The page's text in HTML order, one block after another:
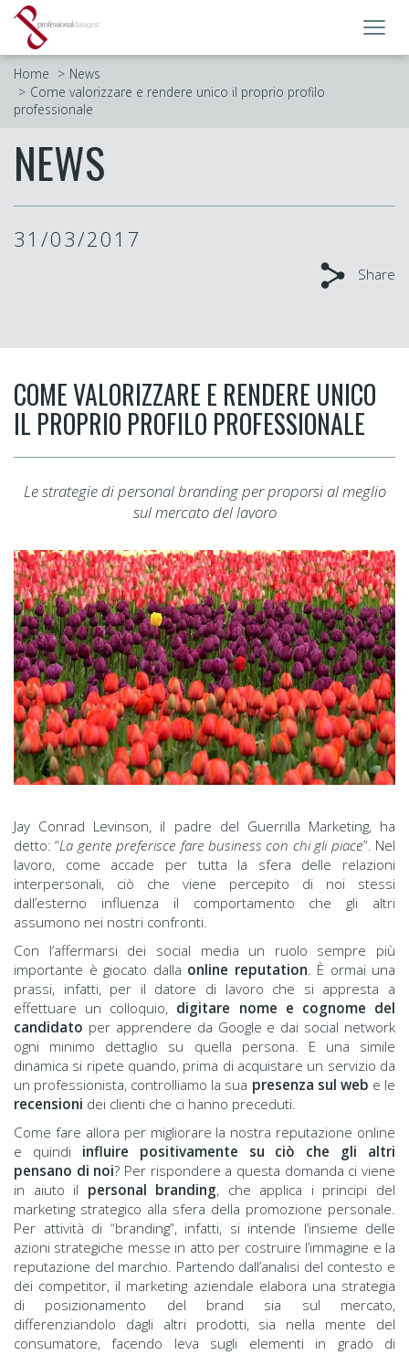
Home
News
Come valorizzare e rendere unico il proprio profilo
professionale
NEWS
31/03/2017
Share
COME VALORIZZARE E RENDERE UNICO
IL PROPRIO PROFILO PROFESSIONALE
Le strategie di personal branding per proporsi al meglio
sul mercato del lavoro
Jay Conrad Levinson, il padre del Guerrilla Marketing, ha
detto: “La gente preferisce fare business con chi gli piace”. Nel
lavoro, come accade per tutta la sfera delle relazioni
interpersonali, ciò che viene percepito di noi stessi
dall’esterno influenza il comportamento che gli altri
assumono nei nostri confronti.
Con l’affermarsi dei social media un ruolo sempre più
importante è giocato dalla online reputation . È ormai una
prassi, infatti, per il datore di lavoro che si appresta a
effettuare un colloquio, digitare nome e cognome del
candidato per apprendere da Google e dai social network
ogni minimo dettaglio su quella persona. E una simile
dinamica si ripete quando, prima di acquistare un servizio da
un professionista, controlliamo la sua presenza sul web e le
recensioni dei clienti che ci hanno preceduti.
Come fare allora per migliorare la nostra reputazione online
e quindi influire positivamente su ciò che gli altri
pensano di noi? Per rispondere a questa domanda ci viene
in aiuto il personal branding, che applica i principi del
marketing strategico alla sfera della promozione personale.
Per attività di “branding”, infatti, si intende l’insieme delle
azioni strategiche messe in atto per costruire l’immagine e la
reputazione del marchio. Partendo dall’analisi del contesto e
dei competitor, il marketing aziendale elabora una strategia
di posizionamento del brand sia sul mercato,
differenziandolo dagli altri prodotti, sia nella mente del
consumatore, facendo leva sugli elementi in grado di